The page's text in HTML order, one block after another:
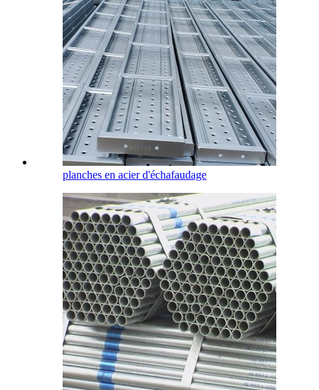
planches en acier d'échafaudage